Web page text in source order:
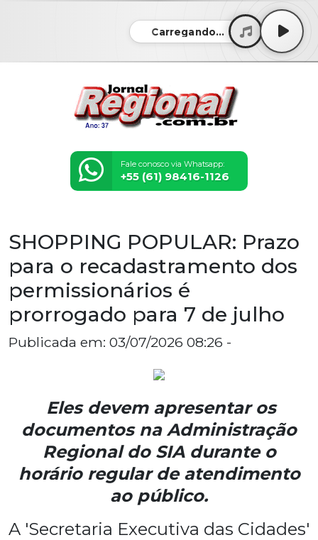
Carregando...
Fale conosco via Whatsapp:
+55 (61) 98416-1126
SHOPPING POPULAR: Prazo
para o recadastramento dos
permissionários é
prorrogado para 7 de julho
Publicada em: 03/07/2026 08:26 -
Eles devem apresentar os
documentos na Administração
Regional do SIA durante o
horário regular de atendimento
ao público.
A 'Secretaria Executiva das Cidades'